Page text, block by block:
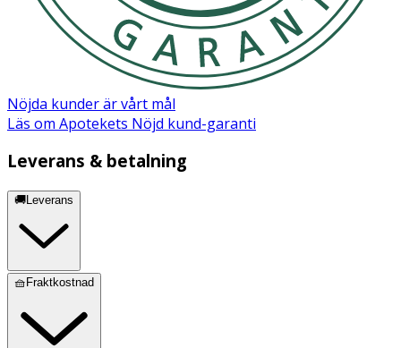
Ovansida: Neopren och nylonmesh
Sula: Termogummi
Förvaring & Skötselråd
Skölj efter användning och låt lufttorka.
Nöjda kunder är vårt mål
Läs om Apotekets Nöjd kund-garanti
Leverans & betalning
🚚Leverans
🧺Fraktkostnad